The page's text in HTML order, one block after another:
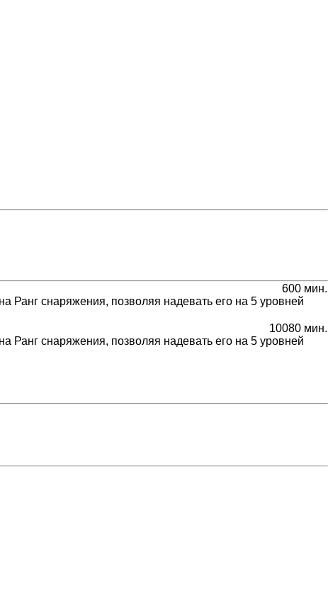
600 мин.
Ранг снаряжения, позволяя надевать его на 5 уровней
10080 мин.
Ранг снаряжения, позволяя надевать его на 5 уровней